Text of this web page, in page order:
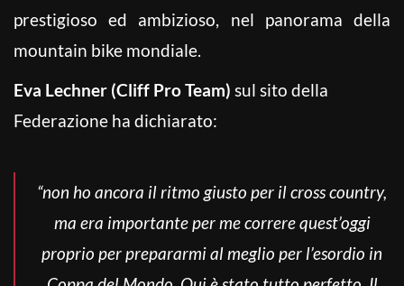
prestigioso ed ambizioso, nel panorama della
mountain bike mondiale.
Eva Lechner (Cliff Pro Team) sul sito della
Federazione ha dichiarato:
“non ho ancora il ritmo giusto per il cross country,
ma era importante per me correre quest’oggi
proprio per prepararmi al meglio per l’esordio in